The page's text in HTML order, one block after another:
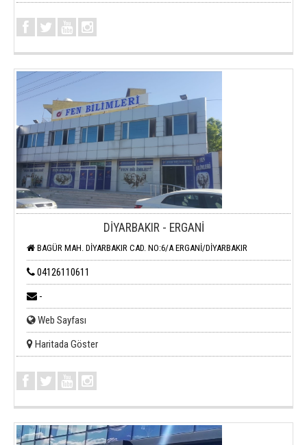
DİYARBAKIR - ERGANİ
BAGÜR MAH. DİYARBAKIR CAD. NO:6/A ERGANİ/DİYARBAKIR
04126110611
-
Web Sayfası
Haritada Göster